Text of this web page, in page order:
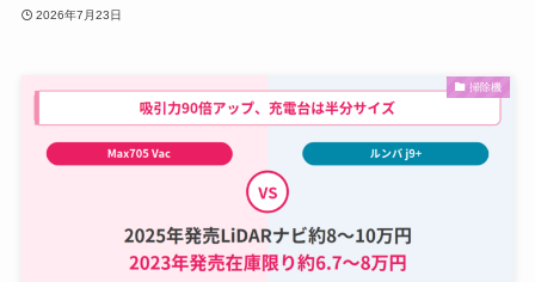
2026年7月23日
掃除機